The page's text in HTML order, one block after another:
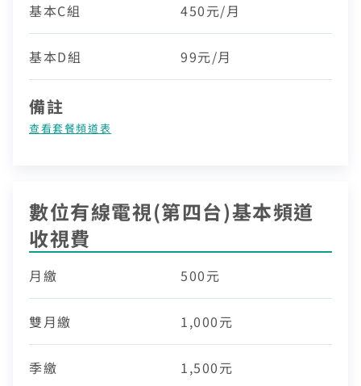
基本C組 450元/月
基本D組 99元/月
備註
查看套餐頻道表
數位有線電視(第四台)基本頻道
收視費​
月繳 500元
雙月繳 1,000元
季繳 1,500元